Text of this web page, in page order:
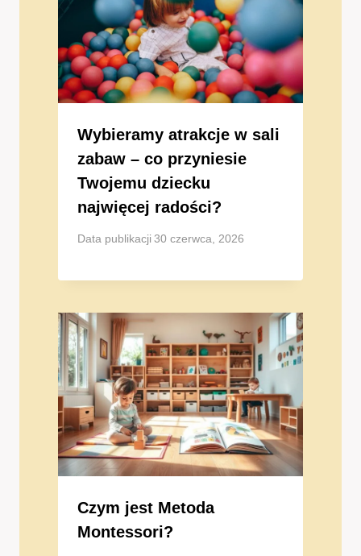
Wybieramy atrakcje w sali
zabaw – co przyniesie
Twojemu dziecku
najwięcej radości?
Data publikacji 30 czerwca, 2026
Czym jest Metoda
Montessori?